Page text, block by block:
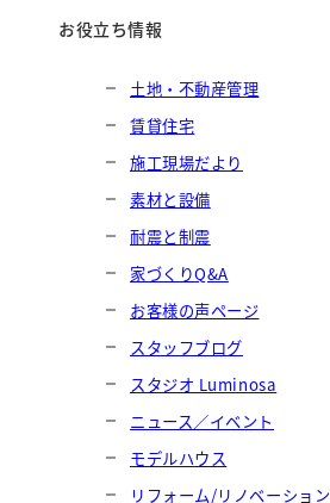
お役立ち情報
土地・不動産管理
賃貸住宅
施工現場だより
素材と設備
耐震と制震
家づくりQ&A
お客様の声ページ
スタッフブログ
スタジオ Luminosa
ニュース／イベント
モデルハウス
リフォーム/リノベーション